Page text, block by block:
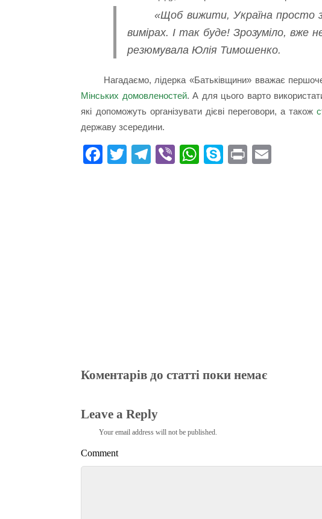
«Щоб вижити, Україна просто
вимірах. І так буде! Зрозуміло, вже
резюмувала Юлія Тимошенко.
Нагадаємо, лідерка «Батьківщини» вважає
Мінських домовленостей. А для цього варто
які допоможуть організувати дієві переговори, а також
державу зсередини.
Fa T
Te Vi
W
S
Pr
Коментарів до статті поки немає
Leave a Reply
Your email address will not be published.
Comment